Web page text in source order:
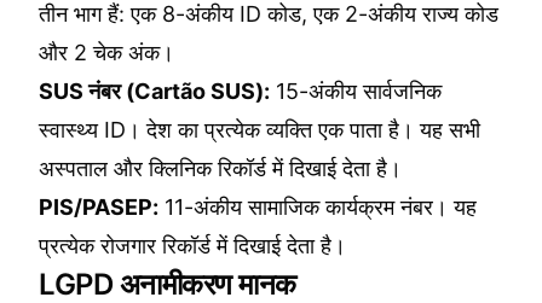
तीन भाग हैं: एक 8-अंकीय ID कोड, एक 2-अंकीय राज्य कोड
और 2 चेक अंक।
SUS नंबर (Cartão SUS): 15-अंकीय सार्वजनिक
स्वास्थ्य ID। देश का प्रत्येक व्यक्ति एक पाता है। यह सभी
अस्पताल और क्लिनिक रिकॉर्ड में दिखाई देता है।
PIS/PASEP: 11-अंकीय सामाजिक कार्यक्रम नंबर। यह
प्रत्येक रोजगार रिकॉर्ड में दिखाई देता है।
LGPD अनामीकरण मानक